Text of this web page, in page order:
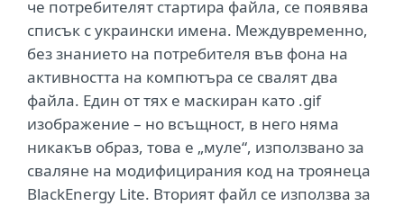
че потребителят стартира файла, се появява
списък с украински имена. Междувременно,
без знанието на потребителя във фона на
активността на компютъра се свалят два
файла. Един от тях е маскиран като .gif
изображение – но всъщност, в него няма
никакъв образ, това е „муле“, използвано за
сваляне на модифицирания код на троянеца
BlackEnergy Lite. Вторият файл се използва за